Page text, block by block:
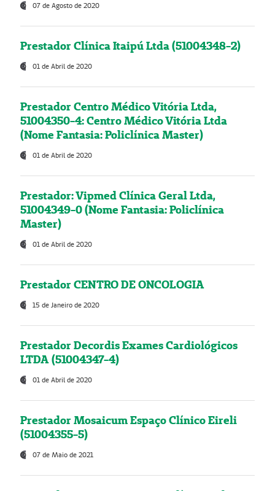
07 de Agosto de 2020
Prestador Clínica Itaipú Ltda (51004348-2)
01 de Abril de 2020
Prestador Centro Médico Vitória Ltda,
51004350-4: Centro Médico Vitória Ltda
(Nome Fantasia: Policlínica Master)
01 de Abril de 2020
Prestador: Vipmed Clínica Geral Ltda,
51004349-0 (Nome Fantasia: Policlínica
Master)
01 de Abril de 2020
Prestador CENTRO DE ONCOLOGIA
15 de Janeiro de 2020
Prestador Decordis Exames Cardiológicos
LTDA (51004347-4)
01 de Abril de 2020
Prestador Mosaicum Espaço Clínico Eireli
(51004355-5)
07 de Maio de 2021